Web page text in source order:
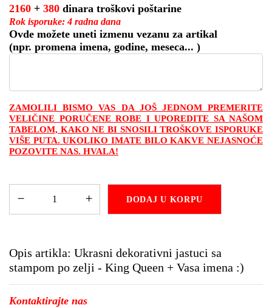
2160 + 380 dinara troškovi poštarine
Rok isporuke: 4 radna dana
Ovde možete uneti izmenu vezanu za artikal
(npr. promena imena, godine, meseca... )
ZAMOLILI BISMO VAS DA JOŠ JEDNOM PREMERITE
VELIČINE PORUČENE ROBE I UPOREDITE SA NAŠOM
TABELOM, KAKO NE BI SNOSILI TROŠKOVE ISPORUKE
VIŠE PUTA. UKOLIKO IMATE BILO KAKVE NEJASNOĆE
POZOVITE NAS. HVALA!
DODAJ U KORPU
Opis artikla: Ukrasni dekorativni jastuci sa
stampom po zelji - King Queen + Vasa imena :)
Kontaktirajte nas